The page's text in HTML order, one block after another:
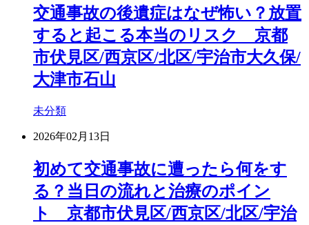
交通事故の後遺症はなぜ怖い？放置
すると起こる本当のリスク 京都
市伏見区/西京区/北区/宇治市大久保/
大津市石山
未分類
2026年02月13日
初めて交通事故に遭ったら何をす
る？当日の流れと治療のポイン
ト 京都市伏見区/西京区/北区/宇治